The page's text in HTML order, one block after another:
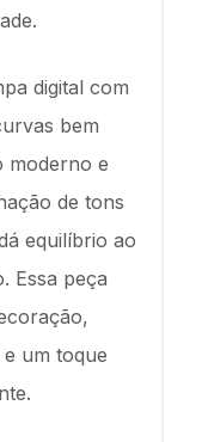
digital com
bem
moderno e
de tons
equilíbrio ao
Essa peça
um toque